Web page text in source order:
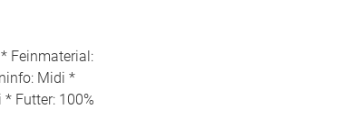
Feinmaterial:
Midi *
Futter: 100%